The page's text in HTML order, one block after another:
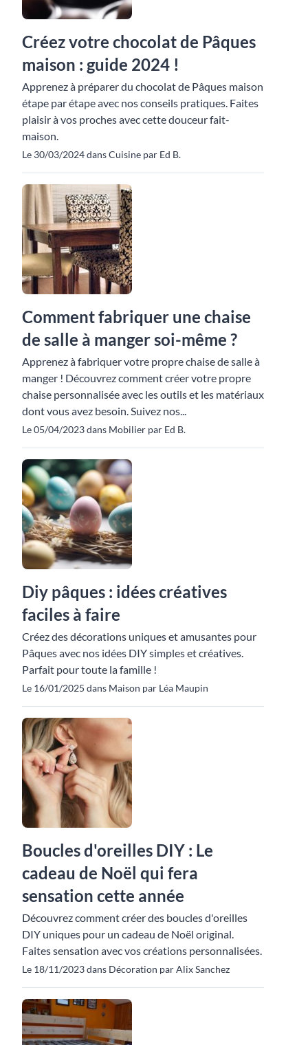
Créez votre chocolat de Pâques
maison : guide 2024 !
Apprenez à préparer du chocolat de Pâques maison
étape par étape avec nos conseils pratiques. Faites
plaisir à vos proches avec cette douceur fait-
maison.
Le 30/03/2024 dans Cuisine par Ed B.
Comment fabriquer une chaise
de salle à manger soi-même ?
Apprenez à fabriquer votre propre chaise de salle à
manger ! Découvrez comment créer votre propre
chaise personnalisée avec les outils et les matériaux
dont vous avez besoin. Suivez nos...
Le 05/04/2023 dans Mobilier par Ed B.
Diy pâques : idées créatives
faciles à faire
Créez des décorations uniques et amusantes pour
Pâques avec nos idées DIY simples et créatives.
Parfait pour toute la famille !
Le 16/01/2025 dans Maison par Léa Maupin
Boucles d'oreilles DIY : Le
cadeau de Noël qui fera
sensation cette année
Découvrez comment créer des boucles d'oreilles
DIY uniques pour un cadeau de Noël original.
Faites sensation avec vos créations personnalisées.
Le 18/11/2023 dans Décoration par Alix Sanchez